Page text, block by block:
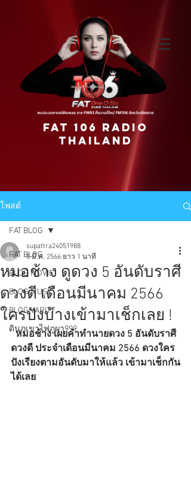
FAT 106 RADIO
THAILAND
โพสต์
FAT BLOG
BLOG MOVIE
BLOG MUSIC
BLOG VARITY
ดินภูเขาไฟภูผา999
FAT BLOG
หมอช้าง ดูดวง 5 อันดับราศี
ดวงดี เดือนมีนาคม 2566
ใครปังบ้างเข้ามาเช็กเลย !
supattra24051988
8 มี.ค. 2566 ยาว 1 นาที
  หมอช้าง เผยคำทำนายดวง 5 อันดับราศี
ดวงดี ประจำเดือนมีนาคม 2566 ดวงใคร
ปังเรียงตามอันดับมาให้แล้ว เข้ามาเช็กกัน
ได้เลย